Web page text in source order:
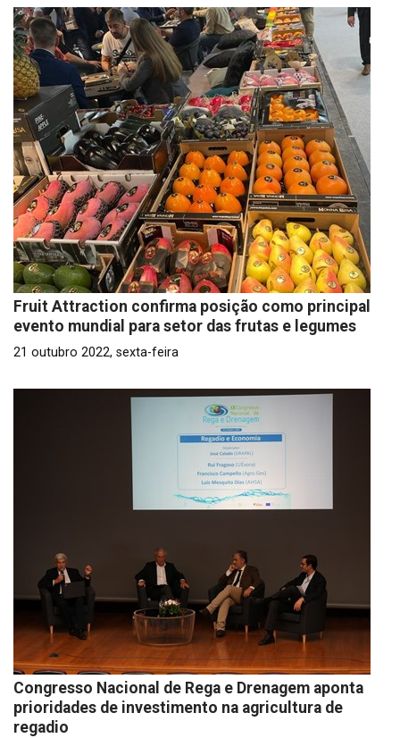
Fruit Attraction confirma posição como principal
evento mundial para setor das frutas e legumes
21 outubro 2022, sexta-feira
Congresso Nacional de Rega e Drenagem aponta
prioridades de investimento na agricultura de
regadio